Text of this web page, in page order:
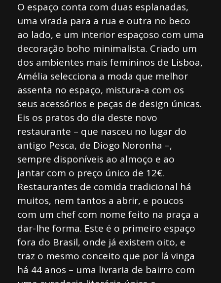
O espaço conta com duas esplanadas,
uma virada para a rua e outra no beco
ao lado, e um interior espaçoso com uma
decoração boho minimalista. Criado um
dos ambientes mais femininos de Lisboa,
Amélia selecciona a moda que melhor
assenta no espaço, mistura-a com os
seus acessórios e peças de design únicas.
Eis os pratos do dia deste novo
restaurante – que nasceu no lugar do
antigo Pesca, de Diogo Noronha –,
sempre disponíveis ao almoço e ao
jantar com o preço único de 12€.
Restaurantes de comida tradicional há
muitos, nem tantos a abrir, e poucos
com um chef com nome feito na praça a
dar-lhe forma. Este é o primeiro espaço
fora do Brasil, onde já existem oito, e
traz o mesmo conceito que por lá vinga
há 44 anos – uma livraria de bairro com